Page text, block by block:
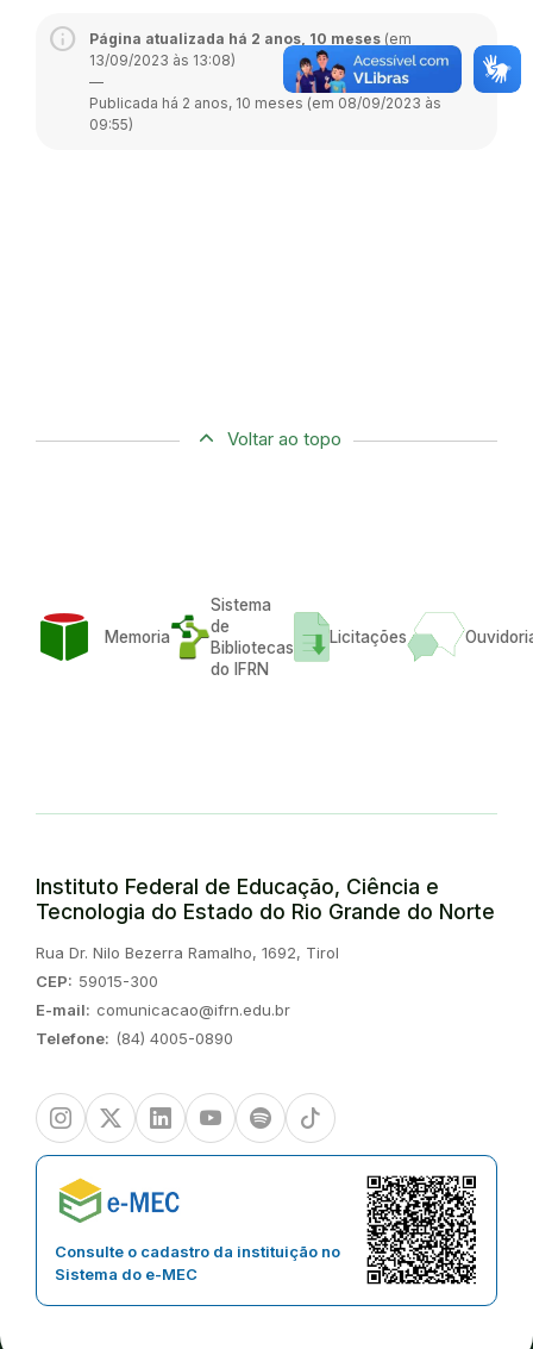
Página atualizada há 2 anos, 10 meses (em
13/09/2023 às 13:08)
—
Publicada há 2 anos, 10 meses (em 08/09/2023 às
09:55)
Voltar ao topo
Memoria
Sistema
de
Bibliotecas
do IFRN
Licitações
Instituto Federal de Educação, Ciência e
Tecnologia do Estado do Rio Grande do Norte
Endereço:
Rua Dr. Nilo Bezerra Ramalho, 1692, Tirol
CEP: 59015-300
E-mail: comunicacao@ifrn.edu.br
Telefone: (84) 4005-0890
InstagramTwitter/XLinkedinYoutubeSpotify TikTok
Consulte o cadastro da instituição no
Sistema do e-MEC